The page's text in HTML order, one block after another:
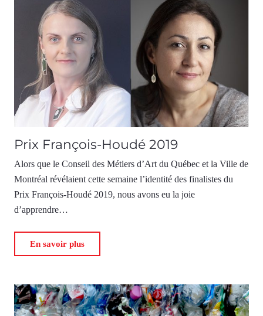
Prix François-Houdé 2019
Alors que le Conseil des Métiers d’Art du Québec et la Ville de
Montréal révélaient cette semaine l’identité des finalistes du
Prix François-Houdé 2019, nous avons eu la joie
d’apprendre…
En savoir plus